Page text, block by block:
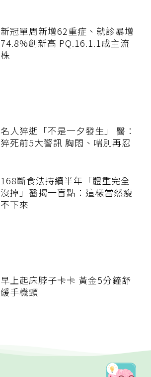
新冠單周新增62重症、就診暴增
74.8%創新高 PQ.16.1.1成主流
株
名人猝逝「不是一夕發生」 醫：
猝死前5大警訊 胸悶、喘別再忍
168斷食法持續半年「體重完全
沒掉」醫揭一盲點：這樣當然瘦
不下來
早上起床脖子卡卡 黃金5分鐘舒
緩手機頸